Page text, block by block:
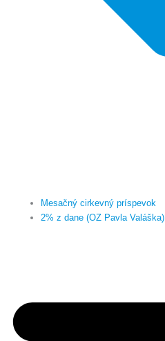
Mesačný cirkevný príspevok
2% z dane (OZ Pavla Valáška)